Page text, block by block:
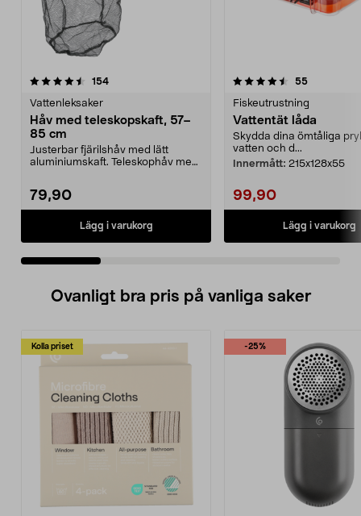
154recensioner
Vattenleksaker
Håv med teleskopskaft, 57–
85 cm
Justerbar fjärilshåv med lätt
aluminiumskaft. Teleskophåv med
79,90
Lägg i varukorg
4.5 av 5 stjärnor 55recensioner
Fiskeutrustning
Vattentät låda
Skydda dina ömtåliga
vatten och d...
Innermått: 215x128x55
99,90
Lägg i varukorg
4.5 av 5 stjärnor
Ovanligt bra pris på vanliga saker
Kolla priset -25%